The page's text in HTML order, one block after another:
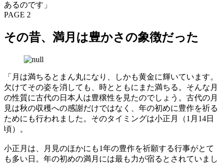
あるのです」
PAGE 2
その昔、満月は豊かさの象徴だった
「月は満ちるとまん丸になり、しかも黄金に輝いています。
欠けてその姿を消しても、時とともにまた満ちる。そんな月
の性質に古代の日本人は豊穣性を見たのでしょう。古代の月
見は秋の収穫への感謝だけではなく、年の初めに豊作を祈る
ためにも行われました。そのタイミングは小正月（1月14日
頃）。
小正月は、月見のほかにも1年の豊作を祈願する行事がとて
も多い日。年の初めの満月には最も力が宿るとされていまし